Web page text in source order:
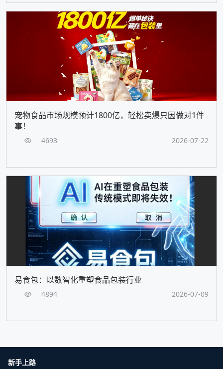
宠物食品市场规模预计1800亿，轻松卖爆只因做对1件
事！
4693 2026-07-22
易食包：以数智化重塑食品包装行业
4894 2026-07-09
新手上路